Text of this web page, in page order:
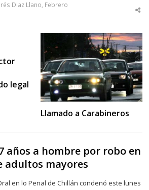
Diaz Llano, Febrero
legal
Llamado a Carabineros
años a hombre por robo en
adultos mayores
en lo Penal de Chillán condenó este lunes